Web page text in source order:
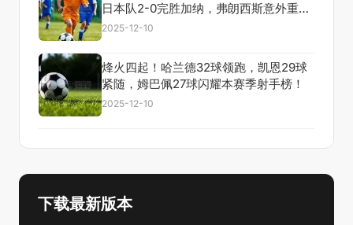
日本队2-0完胜加纳，弗朗西斯意外重伤
成焦点
2025-12-10
烽火四起！哈兰德32球领跑，凯恩29球
紧随，姆巴佩27球闪耀本赛季射手榜！
2025-12-10
下载最新版本